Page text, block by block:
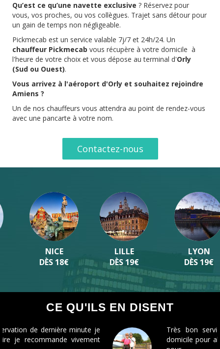
Qu’est ce qu’une navette exclusive ? Réservez pour
vous, vos proches, ou vos collègues. Trajet sans détour pour
un gain de temps non négligeable.
Pickmecab est un service valable 7j/7 et 24h/24. Un
chauffeur Pickmecab vous récupère à votre domicile à
l'heure de votre choix et vous dépose au terminal d'Orly
(Sud ou Ouest).
Vous arrivez à l'aéroport d'Orly et souhaitez rejoindre
Amiens ?
Un de nos chauffeurs vous attendra au point de rendez-vous
avec une pancarte à votre nom.
Contactez-nous
DÈS 19€
LYON
DÈS 19€
BORDEAUX
DÈS 19€
CE QU'ILS EN DISENT
Très bon service, parfaitement à l'heure à
domicile pour aller à Roissy et le retour pareil